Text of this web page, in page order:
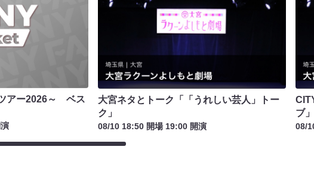
アー2026～ ベス
大宮ネタとトーク「「うれしい芸人」トー
ク」
08/10 18:50 開場 19:00 開演
ブ」
08/